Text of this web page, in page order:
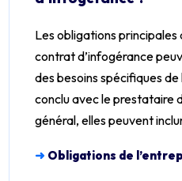
Les obligations principales
contrat d’infogérance
des besoins spécifiques
conclu avec le prestataire
général, elles peuvent
➜ Obligations de